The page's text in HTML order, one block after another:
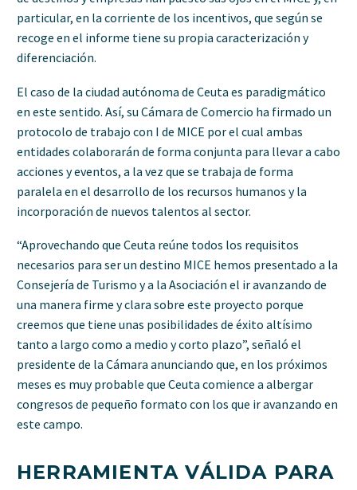
particular, en la corriente de los incentivos, que según se
recoge en el informe tiene su propia caracterización y
diferenciación.
El caso de la ciudad autónoma de Ceuta es paradigmático
en este sentido. Así, su Cámara de Comercio ha firmado un
protocolo de trabajo con I de MICE por el cual ambas
entidades colaborarán de forma conjunta para llevar a cabo
acciones y eventos, a la vez que se trabaja de forma
paralela en el desarrollo de los recursos humanos y la
incorporación de nuevos talentos al sector.
“Aprovechando que Ceuta reúne todos los requisitos
necesarios para ser un destino MICE hemos presentado a la
Consejería de Turismo y a la Asociación el ir avanzando de
una manera firme y clara sobre este proyecto porque
creemos que tiene unas posibilidades de éxito altísimo
tanto a largo como a medio y corto plazo”, señaló el
presidente de la Cámara anunciando que, en los próximos
meses es muy probable que Ceuta comience a albergar
congresos de pequeño formato con los que ir avanzando en
este campo.
HERRAMIENTA VÁLIDA PARA